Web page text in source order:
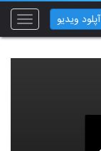
Toggle
آپلود ویدیو